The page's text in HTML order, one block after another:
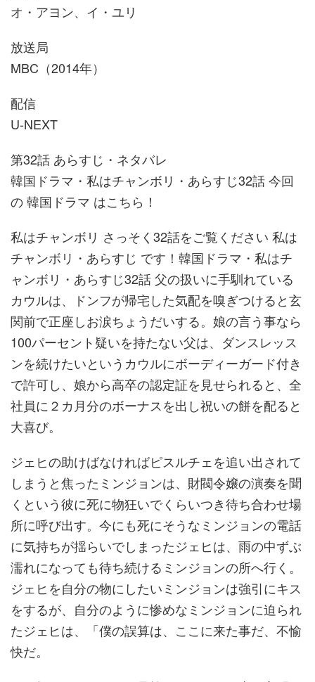
オ・アヨン、イ・ユリ
放送局
MBC（2014年）
配信
U-NEXT
第32話 あらすじ・ネタバレ
韓国ドラマ・私はチャンボリ・あらすじ32話 今回
の 韓国ドラマ はこちら！
私はチャンボリ さっそく32話をご覧ください 私は
チャンボリ・あらすじ です！韓国ドラマ・私はチ
ャンボリ・あらすじ32話 父の扱いに手馴れている
カウルは、ドンフが帰宅した気配を嗅ぎつけると玄
関前で正座しお涙ちょうだいする。娘の言う事なら
100パーセント疑いを持たない父は、ダンスレッス
ンを続けたいというカウルにボーディーガード付き
で許可し、娘から高卒の認定証を見せられると、全
社員に２カ月分のボーナスを出し祝いの餅を配ると
大喜び。
ジェヒの助けばなければピスルチェを追い出されて
しまうと焦ったミンジョンは、財閥令嬢の演奏を聞
くという彼に死に物狂いでくらいつき待ち合わせ場
所に呼び出す。今にも死にそうなミンジョンの電話
に気持ちが揺らいでしまったジェヒは、雨の中ずぶ
濡れになっても待ち続けるミンジョンの所へ行く。
ジェヒを自分の物にしたいミンジョンは強引にキス
をするが、自分のように惨めなミンジョンに迫られ
たジェヒは、「僕の誤算は、ここに来た事だ、不愉
快だ。